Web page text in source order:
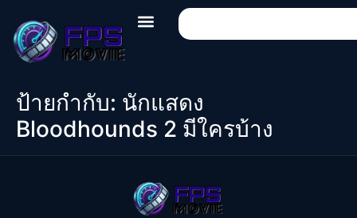
ป้ายกำกับ: นักแสดง
Bloodhounds 2 มีใครบ้าง